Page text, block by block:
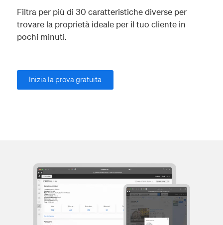
Filtra per più di 30 caratteristiche diverse per
trovare la proprietà ideale per il tuo cliente in
pochi minuti.
Inizia la prova gratuita